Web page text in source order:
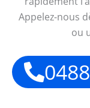
Appelez-nous
ou